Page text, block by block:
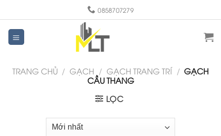
to
content
0858707279
TRANG CHỦ / GẠCH / GẠCH TRANG TRÍ / GẠCH
CẦU THANG
LỌC